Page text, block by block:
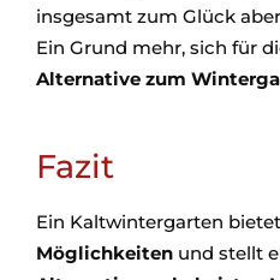
insgesamt zum Glück
Ein Grund mehr, sich für
Alternative zum
Fazit
Ein Kaltwintergarten
Möglichkeiten und stellt